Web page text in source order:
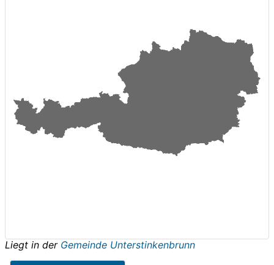
Liegt in der Gemeinde Unterstinkenbrunn